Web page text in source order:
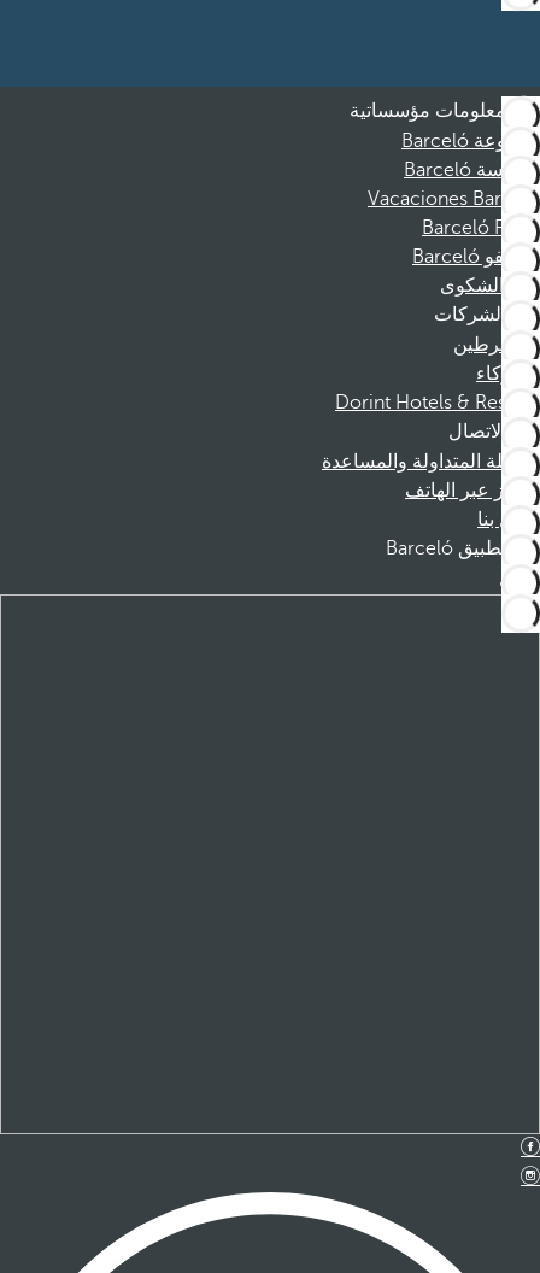
معلومات مؤسساتية
مجموعة Barceló
مؤسسة Barceló
Vacaciones Barceló
Barceló Films
موظفو Barceló
قناة الشكوى
الشركات
المنخرطين
الشركاء
Dorint Hotels & Resorts
الاتصال
الأسئلة المتداولة والمساعدة
الحجز عبر الهاتف
اتصل بنا
تطبيق Barceló
تنزيل